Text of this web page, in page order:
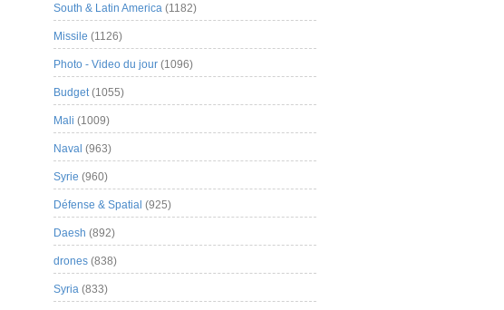
South & Latin America (1182)
Missile (1126)
Photo - Video du jour (1096)
Budget(1055)
Mali (1009)
Naval (963)
Syrie (960)
Défense & Spatial (925)
Daesh (892)
drones (838)
Syria (833)